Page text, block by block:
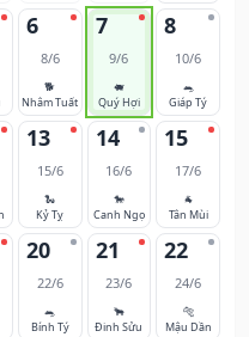
6
8/6
🐕
Nhâm Tuất
7
9/6
🐖
Quý Hợi
8
10/6
🐀
Giáp Tý
13
15/6
🐍
Kỷ Tỵ
14
16/6
🐎
Canh Ngọ
15
17/6
🐐
Tân Mùi
20
22/6
🐀
Bính Tý
21
23/6
🐂
Đinh Sửu
22
24/6
🐅
Mậu Dần